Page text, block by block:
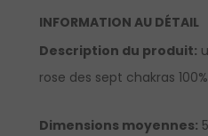
INFORMATION AU DÉTAIL
Description du produit:
rose des sept chakras
Dimensions moyennes: